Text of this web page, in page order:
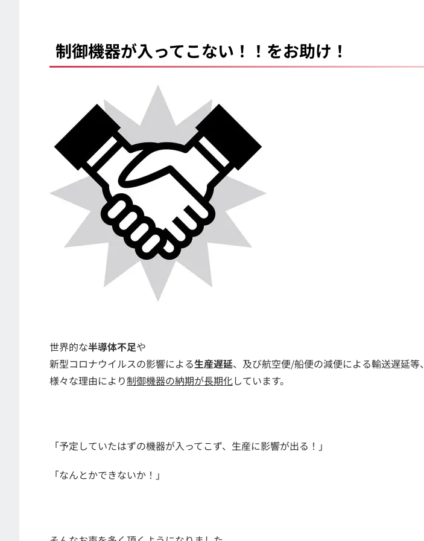
制御機器が入ってこない！！をお助け！
世界的な半導体不足や
新型コロナウイルスの影響による生産遅延、及び航空便/船便の減便による輸送遅延等、
様々な理由により制御機器の納期が長期化しています。
「予定していたはずの機器が入ってこず、生産に影響が出る！」
「なんとかできないか！」